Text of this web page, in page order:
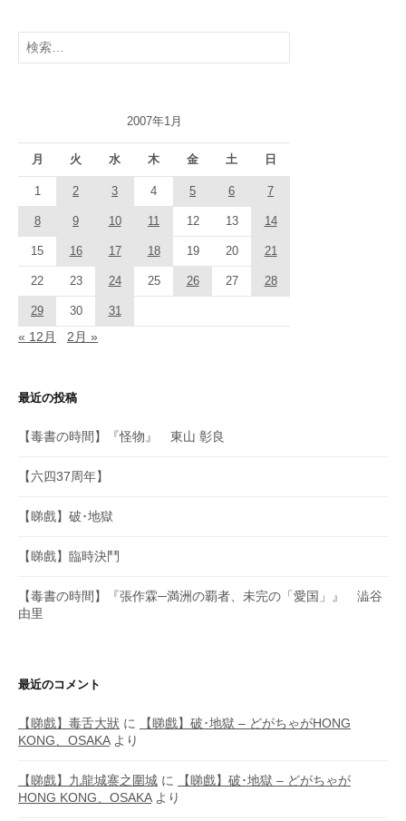
検
索:
2007年1月
月 火 水 木 金 土 日
1 2 3 4 5 6 7
8 9 10 11 12 13 14
15 16 17 18 19 20 21
22 23 24 25 26 27 28
29 30 31
« 12月 2月 »
最近の投稿
【毒書の時間】『怪物』 東山 彰良
【六四37周年】
【睇戲】破･地獄
【睇戲】臨時決鬥
【毒書の時間】『張作霖─満洲の覇者、未完の「愛国」』 澁谷
由里
最近のコメント
【睇戲】毒舌大狀 に
【睇戲】破･地獄 – どがちゃがHONG
KONG、OSAKAより
【睇戲】九龍城寨之圍城 に
【睇戲】破･地獄 – どがちゃが
HONG KONG、OSAKAより